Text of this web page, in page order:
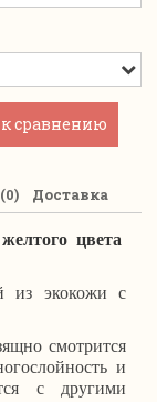
сравнению
Доставка
цвета
из экокожи с
смотрится
и
с другими